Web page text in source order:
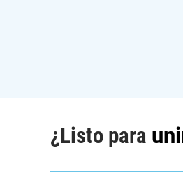
¿Listo para